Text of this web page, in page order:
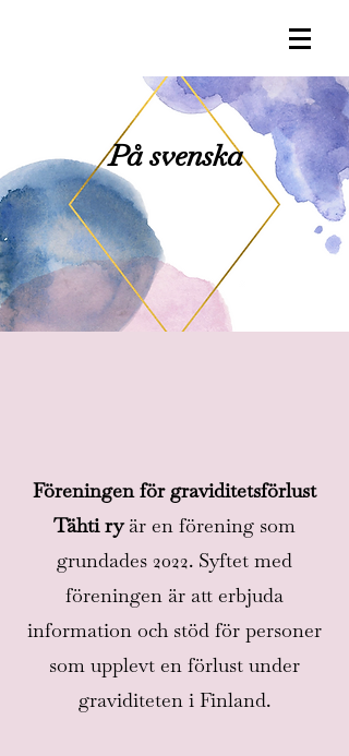
På svenska
Föreningen för graviditetsförlust
Tähti ryär en förening som
grundades 2022. Syftet med
föreningen är att erbjuda
information och stöd för personer
som upplevt en förlust under
graviditeten i Finland.